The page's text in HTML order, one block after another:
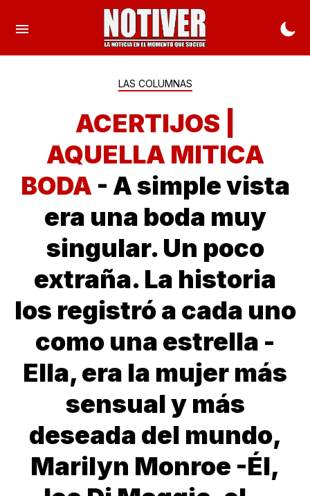
LAS COLUMNAS
ACERTIJOS |
AQUELLA MITICA
BODA - A simple vista
era una boda muy
singular. Un poco
extraña. La historia
los registró a cada uno
como una estrella -
Ella, era la mujer más
sensual y más
deseada del mundo,
Marilyn Monroe -Él,